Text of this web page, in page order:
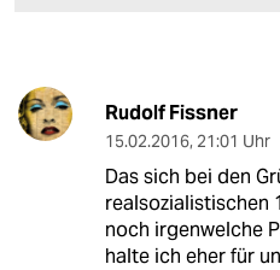
Rudolf Fissner
15.02.2016, 21:01 Uhr
Das sich bei den
realsozialistischen
noch irgenwelche
halte ich eher für